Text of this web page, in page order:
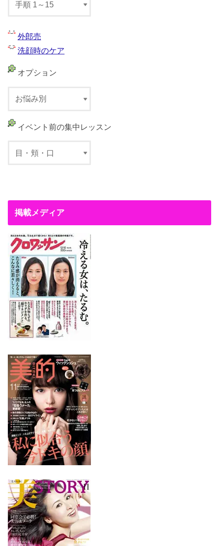
外郎売
洗顔時のケア
オプション
イベント前の集中レッスン
掲載メディア